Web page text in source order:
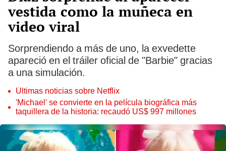
vestida como la muñeca en
video viral
Sorprendiendo a más de uno, la exvedette
apareció en el tráiler oficial de "Barbie" gracias
a una simulación.
Últimas noticias sobre Netflix
'Michael' se convierte en la película biográfica más
taquillera de la historia: recaudó US$ 997 millones